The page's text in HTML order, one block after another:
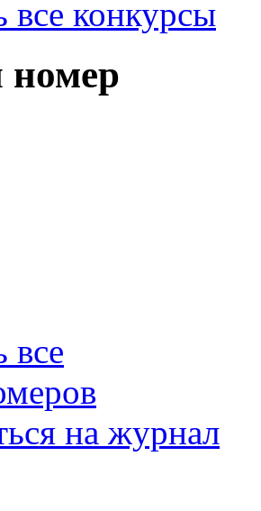
все конкурсы
все
на журнал